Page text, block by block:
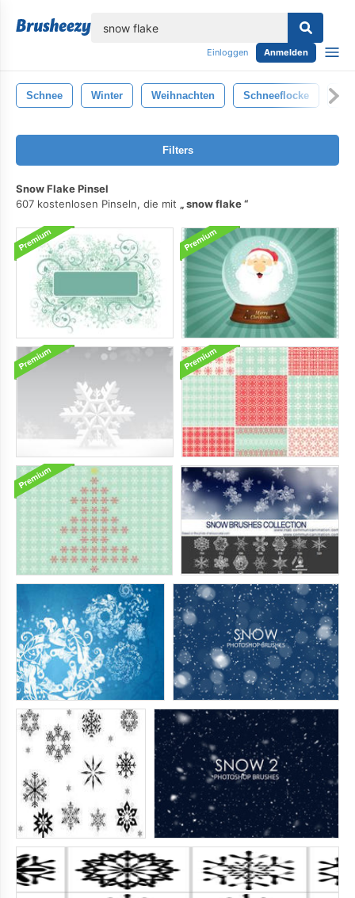
Einloggen Anmelden
Schnee Winter Weihnachten Schneeflocke
Filters
Snow Flake Pinsel
607 kostenlosen Pinseln, die mit
snow flake